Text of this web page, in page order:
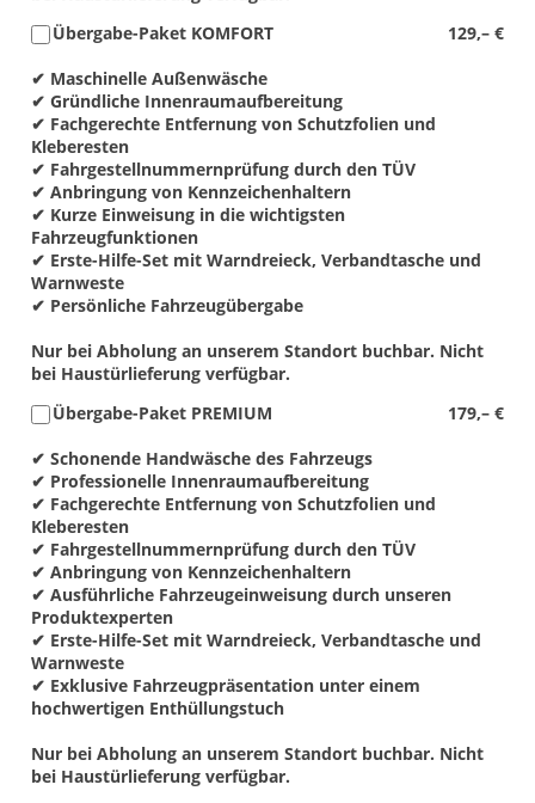
129,– €
Übergabe-Paket KOMFORT
✔ Maschinelle Außenwäsche
✔ Gründliche Innenraumaufbereitung
✔ Fachgerechte Entfernung von Schutzfolien und
Kleberesten
✔ Fahrgestellnummernprüfung durch den TÜV
✔ Anbringung von Kennzeichenhaltern
✔ Kurze Einweisung in die wichtigsten
Fahrzeugfunktionen
✔ Erste-Hilfe-Set mit Warndreieck, Verbandtasche und
Warnweste
✔ Persönliche Fahrzeugübergabe
Nur bei Abholung an unserem Standort buchbar. Nicht
bei Haustürlieferung verfügbar.
179,– €
Übergabe-Paket PREMIUM
✔ Schonende Handwäsche des Fahrzeugs
✔ Professionelle Innenraumaufbereitung
✔ Fachgerechte Entfernung von Schutzfolien und
Kleberesten
✔ Fahrgestellnummernprüfung durch den TÜV
✔ Anbringung von Kennzeichenhaltern
✔ Ausführliche Fahrzeugeinweisung durch unseren
Produktexperten
✔ Erste-Hilfe-Set mit Warndreieck, Verbandtasche und
Warnweste
✔ Exklusive Fahrzeugpräsentation unter einem
hochwertigen Enthüllungstuch
Nur bei Abholung an unserem Standort buchbar. Nicht
bei Haustürlieferung verfügbar.